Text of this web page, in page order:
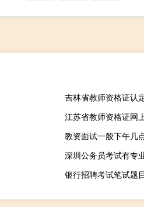
吉林省教师资格证认
江苏省教师资格证网
教资面试一般下午几
深圳公务员考试有专
银行招聘考试笔试题